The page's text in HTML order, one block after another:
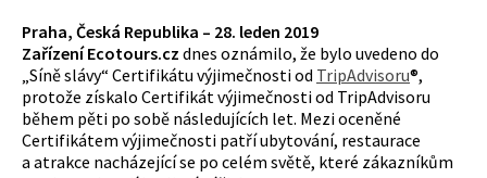
Praha, Česká Republika – 28. leden 2019
Zařízení Ecotours.cz dnes oznámilo, že bylo uvedeno do
„Síně slávy“ Certifikátu výjimečnosti od TripAdvisoru®,
protože získalo Certifikát výjimečnosti od TripAdvisoru
během pěti po sobě následujících let. Mezi oceněné
Certifikátem výjimečnosti patří ubytování, restaurace
a atrakce nacházející se po celém světě, které zákazníkům